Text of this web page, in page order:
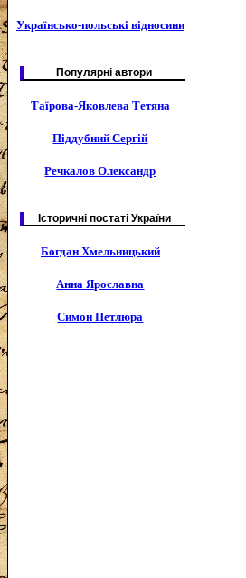
Українсько-польські відносини
Популярні автори
Таїрова-Яковлева Тетяна
Піддубний Сергій
Речкалов Олександр
Історичні постаті України
Богдан Хмельницький
Анна Ярославна
Симон Петлюра